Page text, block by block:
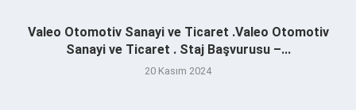
Valeo Otomotiv Sanayi ve Ticaret .Valeo Otomotiv
Sanayi ve Ticaret . Staj Başvurusu –...
20 Kasım 2024